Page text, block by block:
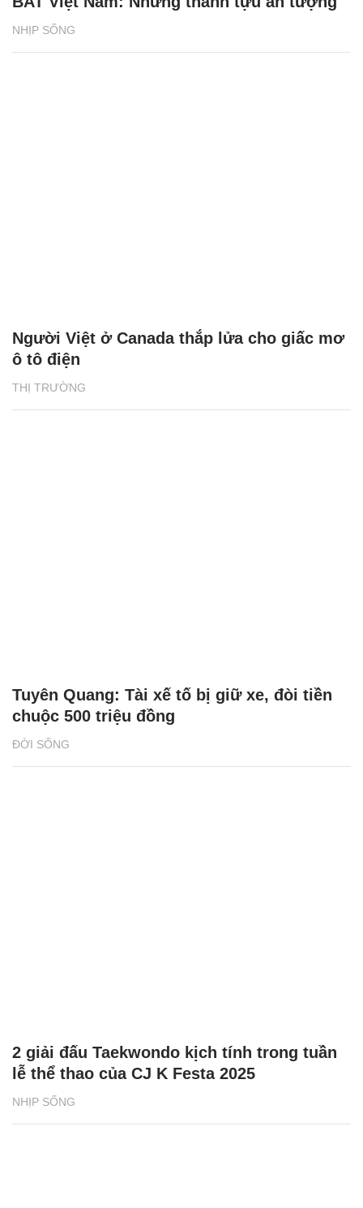
NHỊP SỐNG
THỊ TRƯỜNG
Người Việt ở Canada thắp lửa cho giấc mơ
ô tô điện
ĐỜI SỐNG
Tuyên Quang: Tài xế tố bị giữ xe, đòi tiền
chuộc 500 triệu đồng
NHỊP SỐNG
2 giải đấu Taekwondo kịch tính trong tuần
lễ thể thao của CJ K Festa 2025